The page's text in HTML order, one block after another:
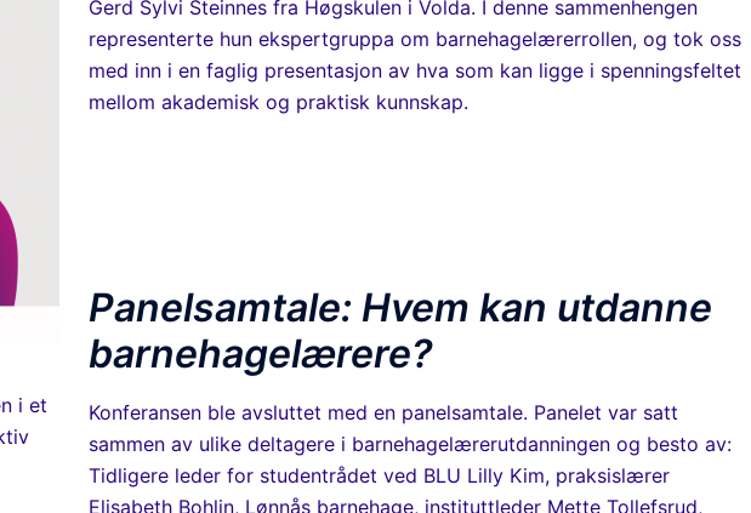
i et
Gerd Sylvi Steinnes fra Høgskulen i Volda. I denne sammenhengen
representerte hun ekspertgruppa om barnehagelærerrollen, og tok oss
med inn i en faglig presentasjon av hva som kan ligge i spenningsfeltet
mellom akademisk og praktisk kunnskap.
Panelsamtale: Hvem kan utdanne
barnehagelærere?
Konferansen ble avsluttet med en panelsamtale. Panelet var satt
sammen av ulike deltagere i barnehagelærerutdanningen og besto av:
Tidligere leder for studentrådet ved BLU Lilly Kim, praksislærer
Elisabeth Bohlin, Lønnås barnehage, instituttleder Mette Tollefsrud,